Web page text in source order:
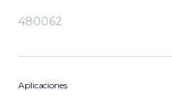
480062
Aplicaciones